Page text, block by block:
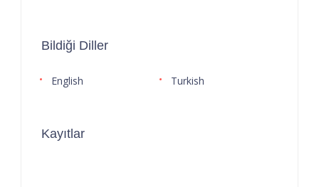
Bildiği Diller
English Turkish
Kayıtlar